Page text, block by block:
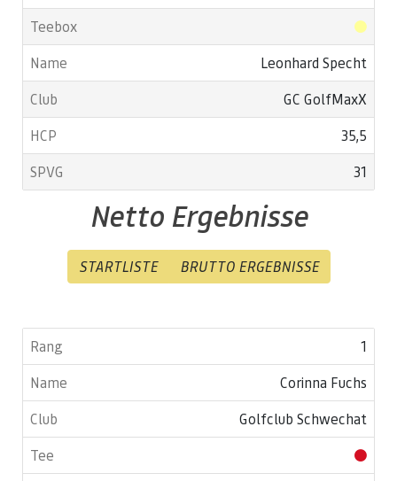
Leonhard Specht
GC GolfMaxX
35,5
31
Netto Ergebnisse
STARTLISTE BRUTTO ERGEBNISSE
1
Corinna Fuchs
Golfclub Schwechat